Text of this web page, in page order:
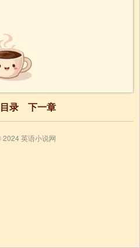
目录 下一章
英语小说网